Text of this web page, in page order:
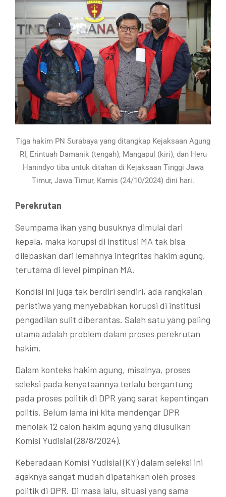
Tiga hakim PN Surabaya yang ditangkap Kejaksaan Agung
RI, Erintuah Damanik (tengah), Mangapul (kiri), dan Heru
Hanindyo tiba untuk ditahan di Kejaksaan Tinggi Jawa
Timur, Jawa Timur, Kamis (24/10/2024) dini hari.
Perekrutan
Seumpama ikan yang busuknya dimulai dari
kepala, maka korupsi di institusi MA tak bisa
dilepaskan dari lemahnya integritas hakim agung,
terutama di level pimpinan MA.
Kondisi ini juga tak berdiri sendiri, ada rangkaian
peristiwa yang menyebabkan korupsi di institusi
pengadilan sulit diberantas. Salah satu yang paling
utama adalah problem dalam proses perekrutan
hakim.
Dalam konteks hakim agung, misalnya, proses
seleksi pada kenyataannya terlalu bergantung
pada proses politik di DPR yang sarat kepentingan
politis. Belum lama ini kita mendengar DPR
menolak 12 calon hakim agung yang diusulkan
Komisi Yudisial (28/8/2024).
Keberadaan Komisi Yudisial (KY) dalam seleksi ini
agaknya sangat mudah dipatahkan oleh proses
politik di DPR. Di masa lalu, situasi yang sama